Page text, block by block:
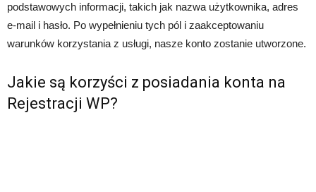
podstawowych informacji, takich jak nazwa użytkownika, adres
e-mail i hasło. Po wypełnieniu tych pól i zaakceptowaniu
warunków korzystania z usługi, nasze konto zostanie utworzone.
Jakie są korzyści z posiadania konta na
Rejestracji WP?